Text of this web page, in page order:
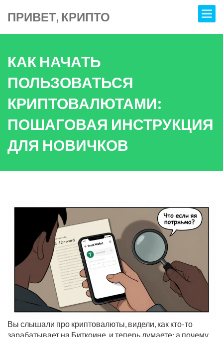
ПРИВЕТ, КРИПТО
КАК НАЧАТЬ
ПОЛЬЗОВАТЬСЯ
КРИПТОВАЛЮТАМИ:
ПОШАГОВАЯ ИНСТРУКЦИЯ
ДЛЯ НОВИЧКОВ
Вы слышали про криптовалюты, видели, как кто-то
зарабатывает на Биткоине, и теперь думаете: а почему